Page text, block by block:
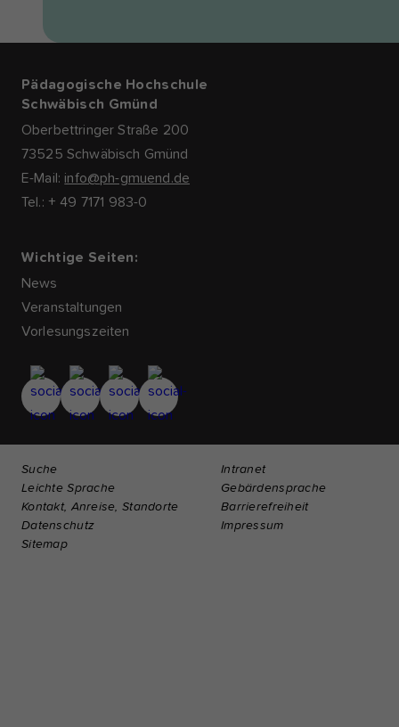
Pädagogische Hochschule
Schwäbisch Gmünd
Oberbettringer Straße 200
73525 Schwäbisch Gmünd
E-Mail: info@ph-gmuend.de
Tel.: + 49 7171 983-0
Wichtige Seiten:
News
Veranstaltungen
Vorlesungszeiten
Suche
Intranet
Leichte Sprache
Gebärdensprache
Kontakt, Anreise, Standorte
Barrierefreiheit
Datenschutz
Impressum
Sitemap